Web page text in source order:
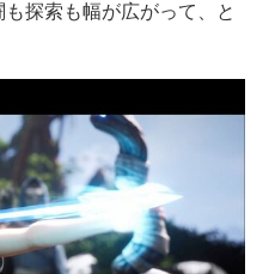
探索も幅が広がって、と